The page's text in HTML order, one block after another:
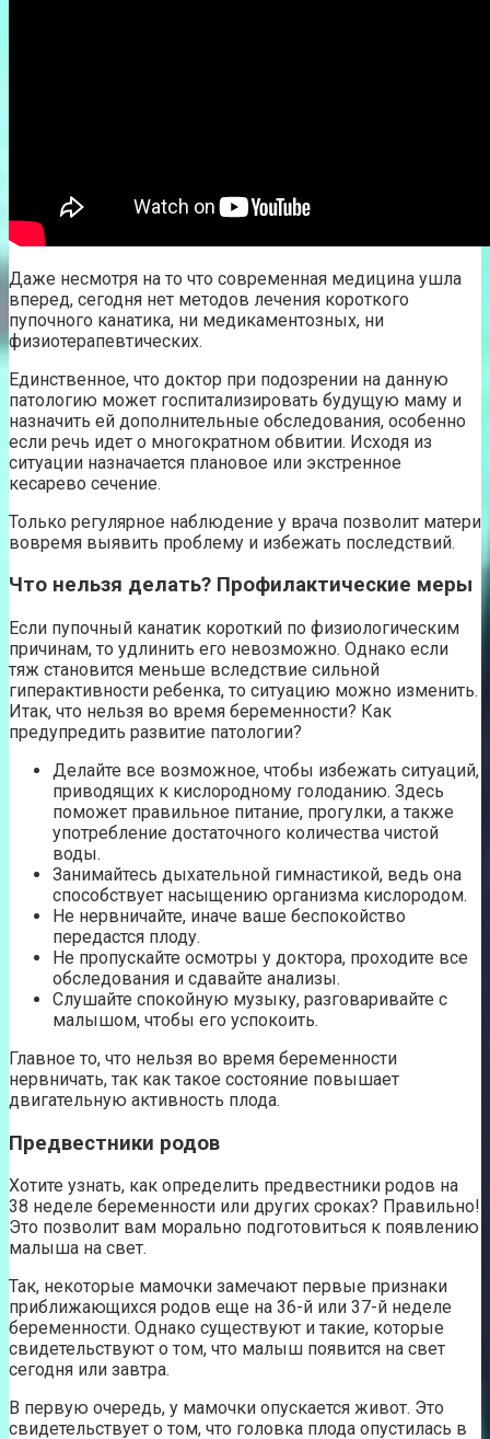
Даже несмотря на то что современная медицина ушла
вперед, сегодня нет методов лечения короткого
пупочного канатика, ни медикаментозных, ни
физиотерапевтических.
Единственное, что доктор при подозрении на данную
патологию может госпитализировать будущую маму и
назначить ей дополнительные обследования, особенно
если речь идет о многократном обвитии. Исходя из
ситуации назначается плановое или экстренное
кесарево сечение.
Только регулярное наблюдение у врача позволит матери
вовремя выявить проблему и избежать последствий.
Что нельзя делать? Профилактические меры
Если пупочный канатик короткий по физиологическим
причинам, то удлинить его невозможно. Однако если
тяж становится меньше вследствие сильной
гиперактивности ребенка, то ситуацию можно изменить.
Итак, что нельзя во время беременности? Как
предупредить развитие патологии?
Делайте все возможное, чтобы избежать ситуаций,
приводящих к кислородному голоданию. Здесь
поможет правильное питание, прогулки, а также
употребление достаточного количества чистой
воды.
Занимайтесь дыхательной гимнастикой, ведь она
способствует насыщению организма кислородом.
Не нервничайте, иначе ваше беспокойство
передастся плоду.
Не пропускайте осмотры у доктора, проходите все
обследования и сдавайте анализы.
Слушайте спокойную музыку, разговаривайте с
малышом, чтобы его успокоить.
Главное то, что нельзя во время беременности
нервничать, так как такое состояние повышает
двигательную активность плода.
Предвестники родов
Хотите узнать, как определить предвестники родов на
38 неделе беременности или других сроках? Правильно!
Это позволит вам морально подготовиться к появлению
малыша на свет.
Так, некоторые мамочки замечают первые признаки
приближающихся родов еще на 36-й или 37-й неделе
беременности. Однако существуют и такие, которые
свидетельствуют о том, что малыш появится на свет
сегодня или завтра.
В первую очередь, у мамочки опускается живот. Это
свидетельствует о том, что головка плода опустилась в